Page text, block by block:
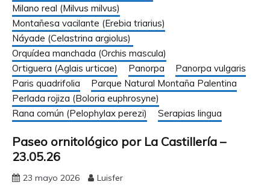
Milano real (Milvus milvus)
Montañesa vacilante (Erebia triarius)
Náyade (Celastrina argiolus)
Orquídea manchada (Orchis mascula)
Ortiguera (Aglais urticae)
Panorpa
Panorpa vulgaris
Paris quadrifolia
Parque Natural Montaña Palentina
Perlada rojiza (Boloria euphrosyne)
Rana común (Pelophylax perezi)
Serapias lingua
Paseo ornitológico por La Castillería –
23.05.26
23 mayo 2026 Luisfer